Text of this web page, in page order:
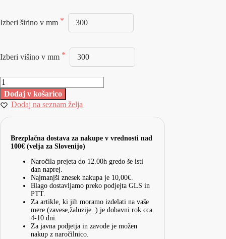
Izberi širino v mm
Izberi višino v mm
Dodaj v košarico
Dodaj na seznam želja
Brezplačna dostava za nakupe v vrednosti nad
100€ (velja za Slovenijo)
Naročila prejeta do 12.00h gredo še isti
dan naprej.
Najmanjši znesek nakupa je 10,00€.
Blago dostavljamo preko podjejta GLS in
PTT.
Za artikle, ki jih moramo izdelati na vaše
mere (zavese,žaluzije..) je dobavni rok cca.
4-10 dni.
Za javna podjetja in zavode je možen
nakup z naročilnico.